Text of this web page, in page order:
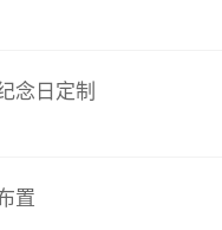
念日定制
置